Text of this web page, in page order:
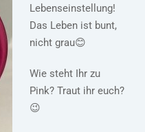
Lebenseinstellung!
Das Leben ist bunt,
nicht grau😊
Wie steht Ihr zu
Pink? Traut ihr euch?
😉